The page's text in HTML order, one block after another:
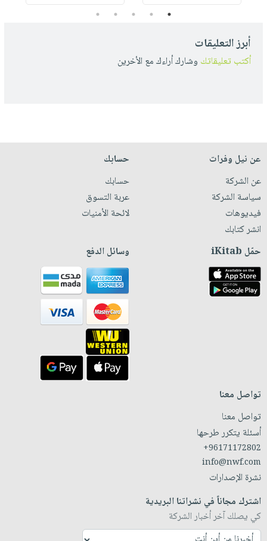
1
2
3
4
5
أبرز التعليقات
أكتب تعليقاتك وشارك أراءك مع الأخرين
عن نيل وفرات
عن الشركة
سياسة الشركة
فيديوهات
انشر كتابك
حسابك
حسابك
عربة التسوق
لائحة الأمنيات
حمّل iKitab وسائل الدفع
تواصل معنا
تواصل معنا
أسئلة يتكرر طرحها
+96171172802
info@nwf.com
نشرة الإصدارات
اشترك مجاناً في نشراتنا البريدية
كي يصلك آخر أخبار الشركة